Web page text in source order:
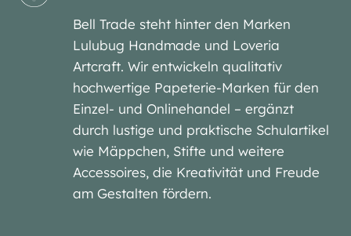
Bell Trade steht hinter den Marken
Lulubug Handmade und Loveria
Artcraft. Wir entwickeln qualitativ
hochwertige Papeterie-Marken für den
Einzel- und Onlinehandel – ergänzt
durch lustige und praktische Schulartikel
wie Mäppchen, Stifte und weitere
Accessoires, die Kreativität und Freude
am Gestalten fördern.